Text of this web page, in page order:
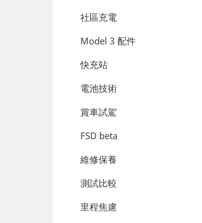
社區充電
Model 3 配件
快充站
電池技術
賞車試駕
FSD beta
維修保養
測試比較
里程焦慮